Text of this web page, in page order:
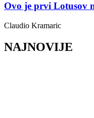
Ovo je prvi Lotusov
Claudio Kramaric
NAJNOVIJE